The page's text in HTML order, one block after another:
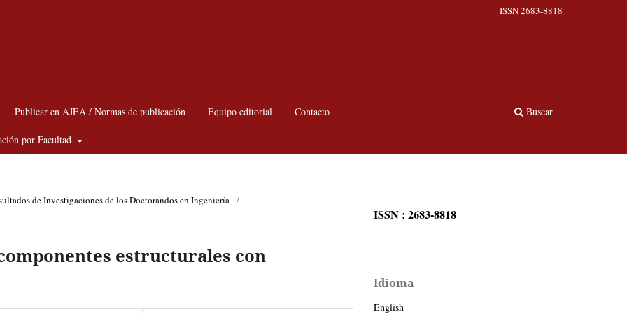
Publicar en AJEA / Normas de publicación Equipo editorial Contacto
por Facultad
Buscar
ISSN 2683-8818
de Investigaciones de los Doctorandos en Ingeniería /
estructurales con
ISSN : 2683-8818
Idioma
English